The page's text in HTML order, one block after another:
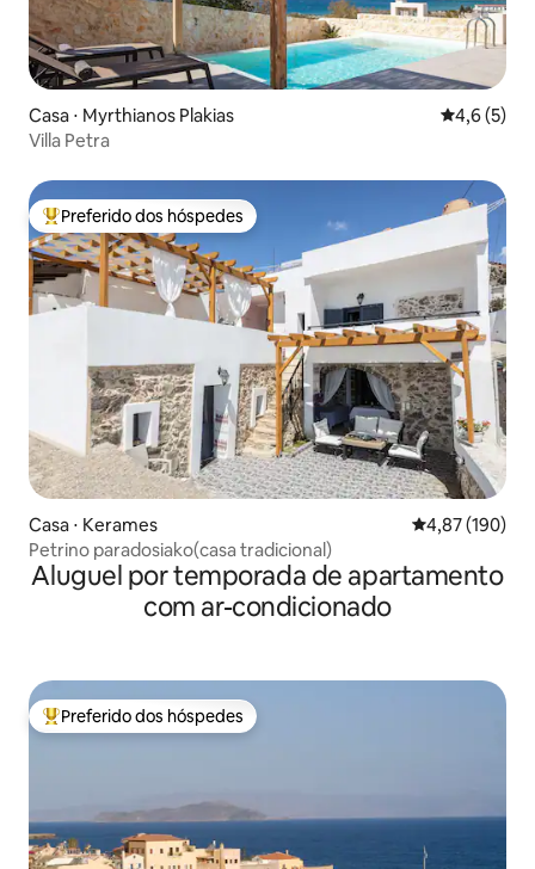
Casa ⋅ Myrthianos Plakias 4,6 de
4,6 (5)
Villa Petra
Entre os melhores preferidos dos hóspedes
Preferido dos hóspedes
Casa ⋅ Kerames 4,87 de uma
4,87 (190)
Petrino paradosiako(casa tradicional)
Aluguel por temporada de apartamento
com ar-condicionado
Entre os melhores preferidos dos hóspedes
Preferido dos hóspedes